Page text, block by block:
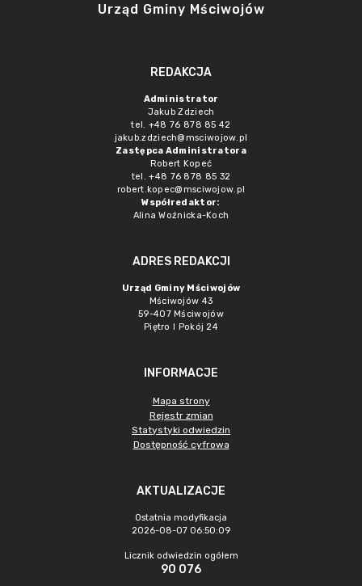
Urząd Gminy Mściwojów
REDAKCJA
Administrator
Jakub Zdziech
tel. +48 76 878 85 42
jakub.zdziech@msciwojow.pl
Zastępca Administratora
Robert Kopeć
tel. +48 76 878 85 32
robert.kopec@msciwojow.pl
Współredaktor:
Alina Woźnicka-Koch
ADRES REDAKCJI
Urząd Gminy Mściwojów
Mściwojów 43
59-407 Mściwojów
Piętro I Pokój 24
INFORMACJE
Mapa strony
Rejestr zmian
Statystyki odwiedzin
Dostępność cyfrowa
AKTUALIZACJE
Ostatnia modyfikacja
2026-08-07 06:50:09
Licznik odwiedzin ogółem
90 076